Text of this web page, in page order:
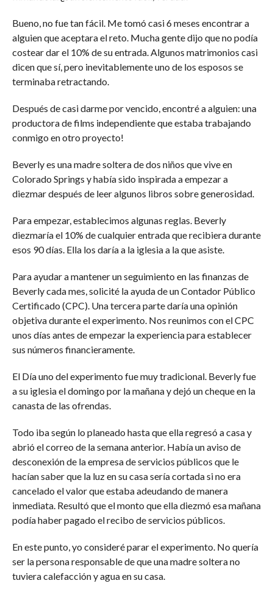
Bueno, no fue tan fácil. Me tomó casi 6 meses encontrar a
alguien que aceptara el reto. Mucha gente dijo que no podía
costear dar el 10% de su entrada. Algunos matrimonios casi
dicen que sí, pero inevitablemente uno de los esposos se
terminaba retractando.
Después de casi darme por vencido, encontré a alguien: una
productora de films independiente que estaba trabajando
conmigo en otro proyecto!
Beverly es una madre soltera de dos niños que vive en
Colorado Springs y había sido inspirada a empezar a
diezmar después de leer algunos libros sobre generosidad.
Para empezar, establecimos algunas reglas. Beverly
diezmaría el 10% de cualquier entrada que recibiera durante
esos 90 días. Ella los daría a la iglesia a la que asiste.
Para ayudar a mantener un seguimiento en las finanzas de
Beverly cada mes, solicité la ayuda de un Contador Público
Certificado (CPC). Una tercera parte daría una opinión
objetiva durante el experimento. Nos reunimos con el CPC
unos días antes de empezar la experiencia para establecer
sus números financieramente.
El Día uno del experimento fue muy tradicional. Beverly fue
a su iglesia el domingo por la mañana y dejó un cheque en la
canasta de las ofrendas.
Todo iba según lo planeado hasta que ella regresó a casa y
abrió el correo de la semana anterior. Había un aviso de
desconexión de la empresa de servicios públicos que le
hacían saber que la luz en su casa sería cortada si no era
cancelado el valor que estaba adeudando de manera
inmediata. Resultó que el monto que ella diezmó esa mañana
podía haber pagado el recibo de servicios públicos.
En este punto, yo consideré parar el experimento. No quería
ser la persona responsable de que una madre soltera no
tuviera calefacción y agua en su casa.